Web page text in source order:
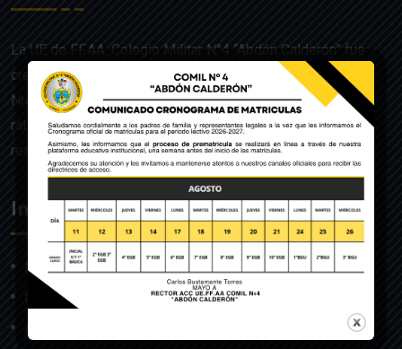
La UE de FF.AA. Colegio Militar N°4 “Abdón Calderón” fue
creado mediante Acuerdo Ministerial de la Orden General
Nro. 140, dado en Quito el 22 de julio del año 1992 y
ratificado por el Ministerio de Educación mediante
resolución Nro. 608 del 29 de julio de 1992.
Institución
Nosotros
Misión y Visión